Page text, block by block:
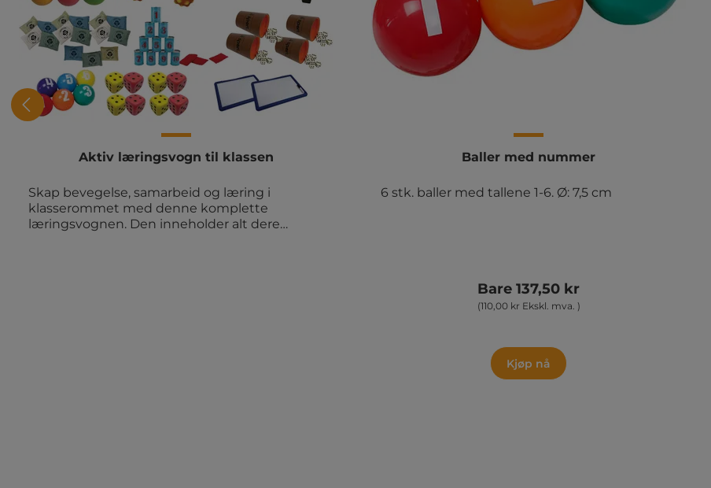
Aktiv læringsvogn til klassen
Skap bevegelse, samarbeid og læring i
klasserommet med denne komplette
læringsvognen. Den inneholder alt dere
Baller med nummer
6 stk. baller med tallene 1-6. Ø: 7,5 cm
Bare 137,50 kr
(110,00 kr Ekskl. mva. )
Kjøp nå